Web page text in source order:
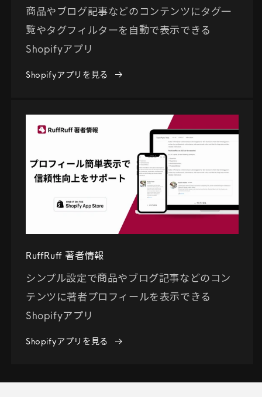
商品やブログ記事などのコンテンツにタグ一
覧やタグフィルターを自動で表示できる
Shopifyアプリ
Shopifyアプリを見る
RuffRuff 著者情報
シンプル設定で商品やブログ記事などのコン
テンツに著者プロフィールを表示できる
Shopifyアプリ
Shopifyアプリを見る